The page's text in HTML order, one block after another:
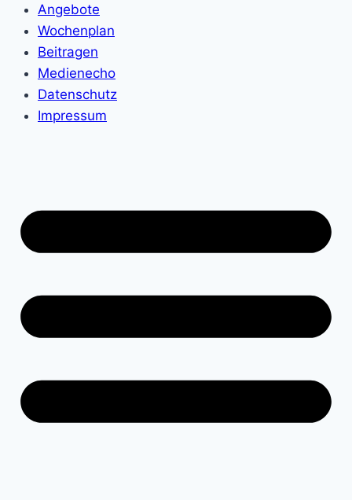
Angebote
Wochenplan
Beitragen
Medienecho
Datenschutz
Impressum